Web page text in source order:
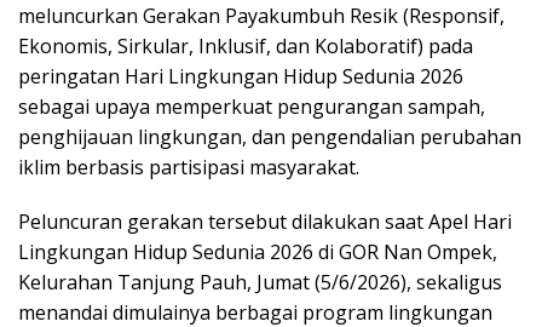
meluncurkan Gerakan Payakumbuh Resik (Responsif,
Ekonomis, Sirkular, Inklusif, dan Kolaboratif) pada
peringatan Hari Lingkungan Hidup Sedunia 2026
sebagai upaya memperkuat pengurangan sampah,
penghijauan lingkungan, dan pengendalian perubahan
iklim berbasis partisipasi masyarakat.
Peluncuran gerakan tersebut dilakukan saat Apel Hari
Lingkungan Hidup Sedunia 2026 di GOR Nan Ompek,
Kelurahan Tanjung Pauh, Jumat (5/6/2026), sekaligus
menandai dimulainya berbagai program lingkungan